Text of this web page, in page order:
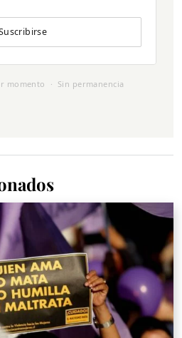
momento · Sin permanencia